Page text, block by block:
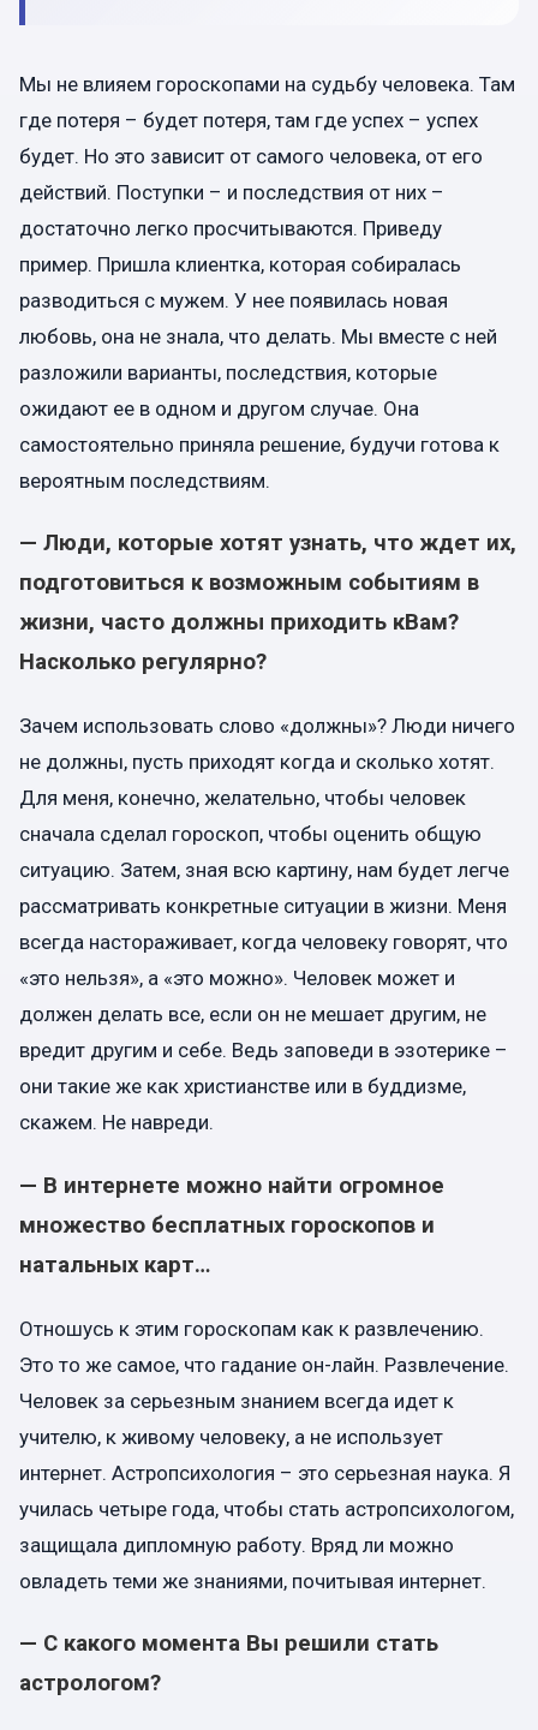
Мы не влияем гороскопами на судьбу человека. Там
где потеря – будет потеря, там где успех – успех
будет. Но это зависит от самого человека, от его
действий. Поступки – и последствия от них –
достаточно легко просчитываются. Приведу
пример. Пришла клиентка, которая собиралась
разводиться с мужем. У нее появилась новая
любовь, она не знала, что делать. Мы вместе с ней
разложили варианты, последствия, которые
ожидают ее в одном и другом случае. Она
самостоятельно приняла решение, будучи готова к
вероятным последствиям.
— Люди, которые хотят узнать, что ждет их,
подготовиться к возможным событиям в
жизни, часто должны приходить кВам?
Насколько регулярно?
Зачем использовать слово «должны»? Люди ничего
не должны, пусть приходят когда и сколько хотят.
Для меня, конечно, желательно, чтобы человек
сначала сделал гороскоп, чтобы оценить общую
ситуацию. Затем, зная всю картину, нам будет легче
рассматривать конкретные ситуации в жизни. Меня
всегда настораживает, когда человеку говорят, что
«это нельзя», а «это можно». Человек может и
должен делать все, если он не мешает другим, не
вредит другим и себе. Ведь заповеди в эзотерике –
они такие же как христианстве или в буддизме,
скажем. Не навреди.
— В интернете можно найти огромное
множество бесплатных гороскопов и
натальных карт…
Отношусь к этим гороскопам как к развлечению.
Это то же самое, что гадание он-лайн. Развлечение.
Человек за серьезным знанием всегда идет к
учителю, к живому человеку, а не использует
интернет. Астропсихология – это серьезная наука. Я
училась четыре года, чтобы стать астропсихологом,
защищала дипломную работу. Вряд ли можно
овладеть теми же знаниями, почитывая интернет.
— С какого момента Вы решили стать
астрологом?